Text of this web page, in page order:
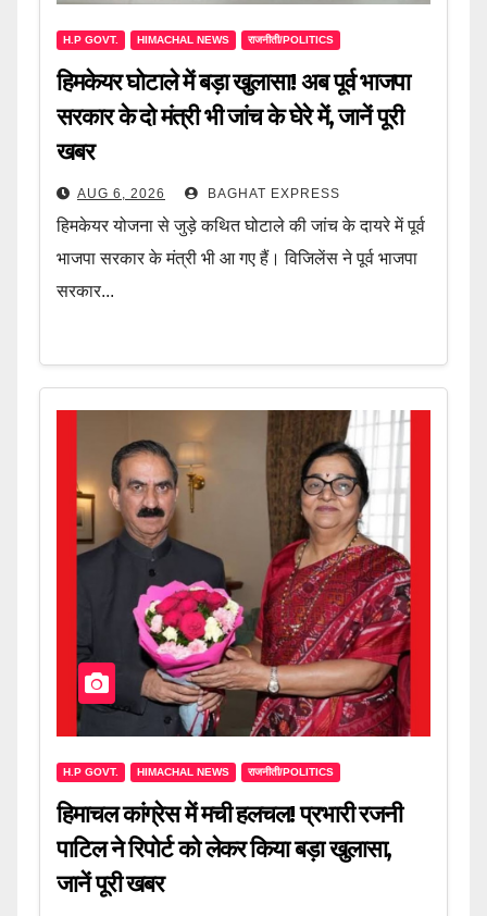
H.P GOVT. HIMACHAL NEWS राजनीती/POLITICS
हिमकेयर घोटाले में बड़ा खुलासा! अब पूर्व भाजपा
सरकार के दो मंत्री भी जांच के घेरे में, जानें पूरी
खबर
AUG 6, 2026 BAGHAT EXPRESS
हिमकेयर योजना से जुड़े कथित घोटाले की जांच के दायरे में पूर्व
भाजपा सरकार के मंत्री भी आ गए हैं। विजिलेंस ने पूर्व भाजपा
सरकार...
H.P GOVT. HIMACHAL NEWS राजनीती/POLITICS
हिमाचल कांग्रेस में मची हलचल! प्रभारी रजनी
पाटिल ने रिपोर्ट को लेकर किया बड़ा खुलासा,
जानें पूरी खबर